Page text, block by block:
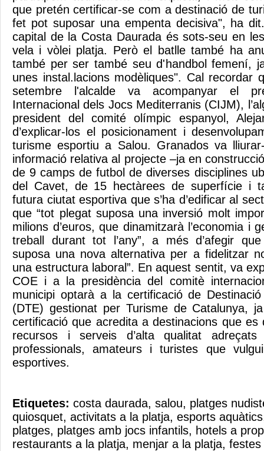
que pretén certificar-se com a destinació de
fet pot suposar una empenta decisiva", ha
capital de la Costa Daurada és sots-seu en
vela i vòlei platja. Però el batlle també ha
també per ser també seu d'handbol femení,
unes instal.lacions modèliques". Cal recordar
setembre l'alcalde va acompanyar el
Internacional dels Jocs Mediterranis (CIJM),
president del comité olímpic espanyol,
d’explicar-los el posicionament i
turisme esportiu a Salou. Granados va
informació relativa al projecte –ja en
de 9 camps de futbol de diverses disciplines
del Cavet, de 15 hectàrees de superfície i
futura ciutat esportiva que s’ha d’edificar al
que “tot plegat suposa una inversió molt
milions d’euros, que dinamitzarà l’economia i
treball durant tot l’any”, a més d’afegir
suposa una nova alternativa per a fidelitzar
una estructura laboral”. En aquest sentit, va
COE i a la presidència del comitè
municipi optarà a la certificació de
(DTE) gestionat per Turisme de Catalunya,
certificació que acredita a destinacions que es
recursos i serveis d’alta qualitat adreçats
professionals, amateurs i turistes que
esportives.
Etiquetes: costa daurada, salou, platges
quiosquet, activitats a la platja, esports aquàtics
platges, platges amb jocs infantils, hotels a
restaurants a la platja, menjar a la platja, festes